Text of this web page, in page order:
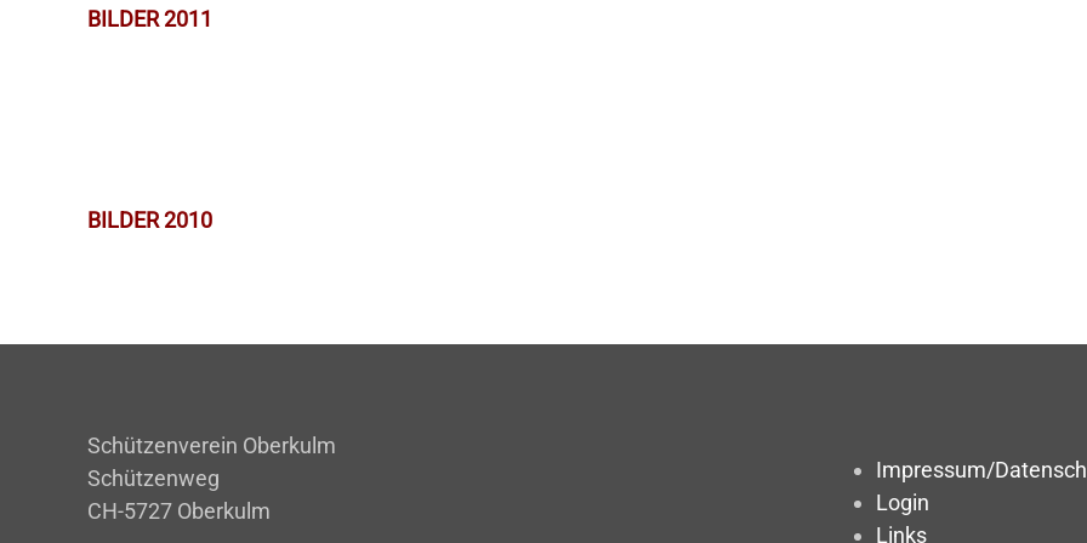
BILDER 2011
BILDER 2010
Schützenverein Oberkulm
Schützenweg
CH-5727 Oberkulm
Impressum/
Login
Links